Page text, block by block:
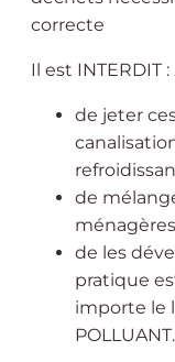
correcte
Il est INTERDIT :
de jeter
de
ménagères
de les
pratique
importe le
POLLUANT.